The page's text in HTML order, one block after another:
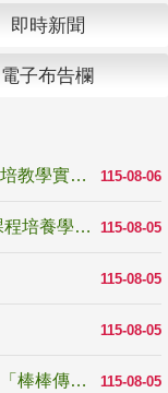
即時新聞
電子布告欄
115-08-06
深化師培與現場連結！教育部加碼補助師培教學實踐研究 10月師培國際研討會交流教學實踐經驗
115-08-05
國教署「全國高中暑期研習營」 以多元課程培養學生瞭解誠信專業與倫理價值
115-08-05
115-08-05
115-08-05
學校藝術嘉年華圓滿落幕，假日學校接力「棒棒傳美感」